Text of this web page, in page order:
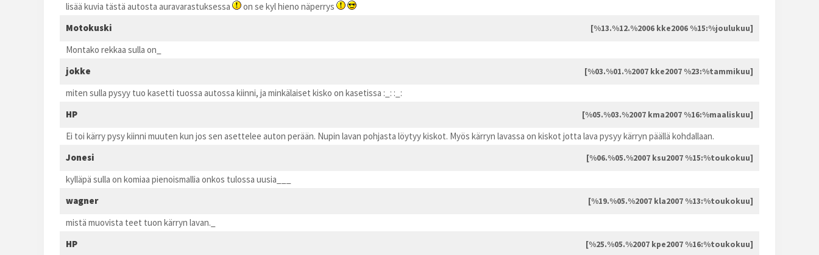
lisää kuvia tästä autosta auravarastuksessa
on se kyl hieno näperrys
Motokuski
[%13.%12.%2006 kke2006 %15:%joulukuu]
Montako rekkaa sulla on_
jokke
[%03.%01.%2007 kke2007 %23:%tammikuu]
miten sulla pysyy tuo kasetti tuossa autossa kiinni, ja minkälaiset kisko on kasetissa :_: :_:
HP
[%05.%03.%2007 kma2007 %16:%maaliskuu]
Ei toi kärry pysy kiinni muuten kun jos sen asettelee auton perään. Nupin lavan pohjasta löytyy kiskot. Myös kärryn lavassa on kiskot jotta lava pysyy kärryn päällä kohdallaan.
Jonesi
[%06.%05.%2007 ksu2007 %15:%toukokuu]
kylläpä sulla on komiaa pienoismallia onkos tulossa uusia___
wagner
[%19.%05.%2007 kla2007 %13:%toukokuu]
mistä muovista teet tuon kärryn lavan._
HP
[%25.%05.%2007 kpe2007 %16:%toukokuu]